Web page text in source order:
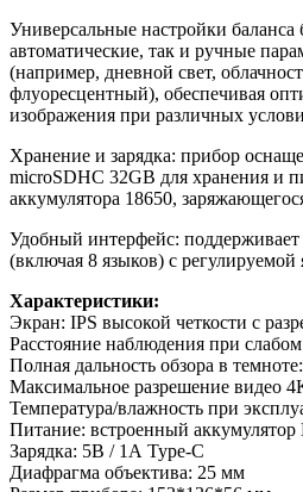
Универсальные настройки баланса
автоматические, так и ручные
(например, дневной свет,
флуоресцентный), обеспечивая
изображения при различных
Хранение и зарядка: прибор
microSDHC 32GB для хранения и
аккумулятора 18650,
Удобный интерфейс: поддерживает
(включая 8 языков) c
Характеристики:
Экран: IPS высокой четкости с
Расстояние наблюдения при слабом
Полная дальность обзора в
Максимальное разрешение видео
Температура/влажность при
Питание: встроенный
Зарядка: 5В / 1 А Type-C
Диафрагма объектива: 25 мм